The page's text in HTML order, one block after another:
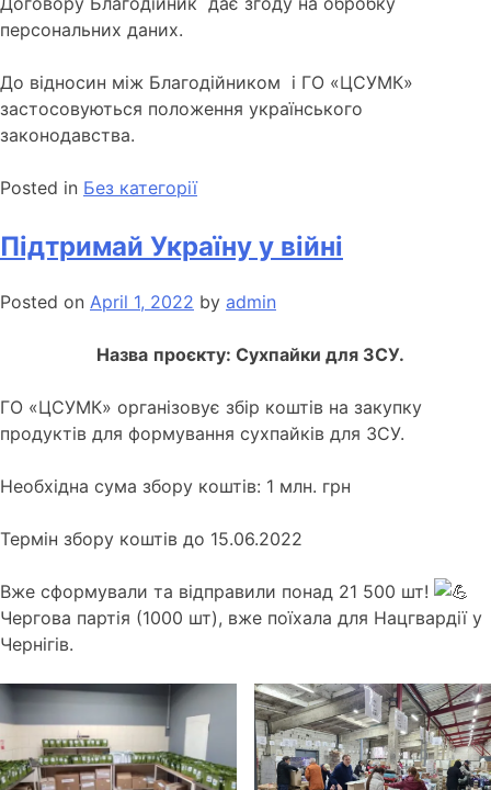
персональних даних.
До відносин між Благодійником і ГО «ЦСУМК»
застосовуються положення українського
законодавства.
Posted in Без категорії
Підтримай Україну у війні
Posted on April 1, 2022 by admin
Назва проєкту: Сухпайки для ЗСУ.
ГО «ЦСУМК» організовує збір коштів на закупку
продуктів для формування сухпайків для ЗСУ.
Необхідна сума збору коштів: 1 млн. грн
Термін збору коштів до 15.06.2022
Вже сформували та відправили понад 21 500 шт!
Чергова партія (1000 шт), вже поїхала для Нацгвардії у
Чернігів.